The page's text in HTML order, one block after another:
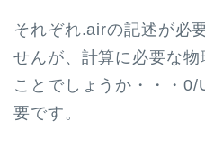
それぞれ.airの記述が必
せんが、計算に必要な
ことでしょうか・・・
要です。